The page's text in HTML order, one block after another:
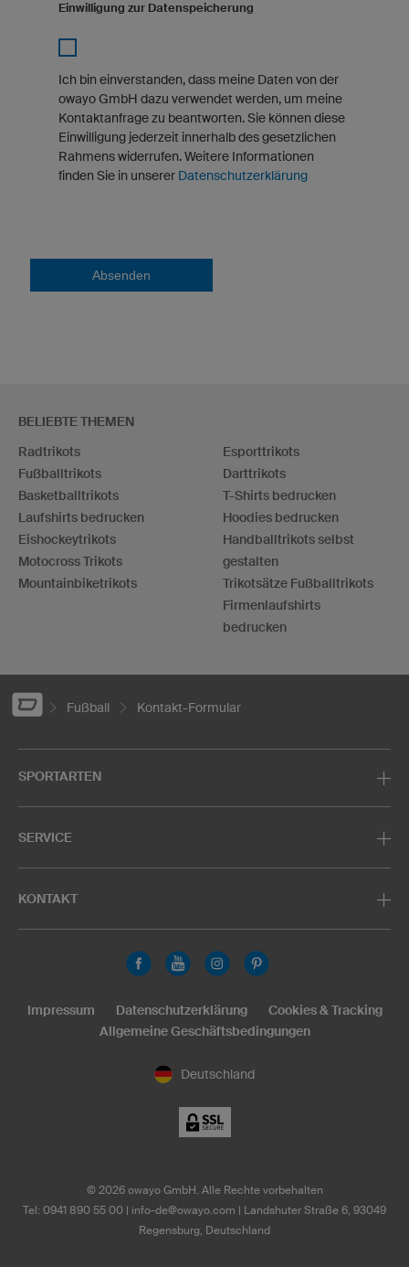
Einwilligung zur Datenspeicherung
Ich bin einverstanden, dass meine Daten von der
owayo GmbH dazu verwendet werden, um meine
Kontaktanfrage zu beantworten. Sie können diese
Einwilligung jederzeit innerhalb des gesetzlichen
Rahmens widerrufen. Weitere Informationen
finden Sie in unserer Datenschutzerklärung
Absenden
BELIEBTE THEMEN
Radtrikots
Fußballtrikots
Basketballtrikots
Laufshirts bedrucken
Eishockeytrikots
Motocross Trikots
Mountainbiketrikots
Esporttrikots
Darttrikots
T-Shirts bedrucken
Hoodies bedrucken
Handballtrikots selbst
gestalten
Trikotsätze Fußballtrikots
Firmenlaufshirts
bedrucken
Fußball Kontakt-Formular
SPORTARTEN
SERVICE
KONTAKT
Deutschland
Impressum Datenschutzerklärung
Cookies & Tracking
Allgemeine Geschäftsbedingungen
© 2026owayo GmbH. Alle Rechte vorbehalten
Tel: 0941 890 55 00
info-de@owayo.com | Landshuter Straße 6, 93049
Regensburg, Deutschland